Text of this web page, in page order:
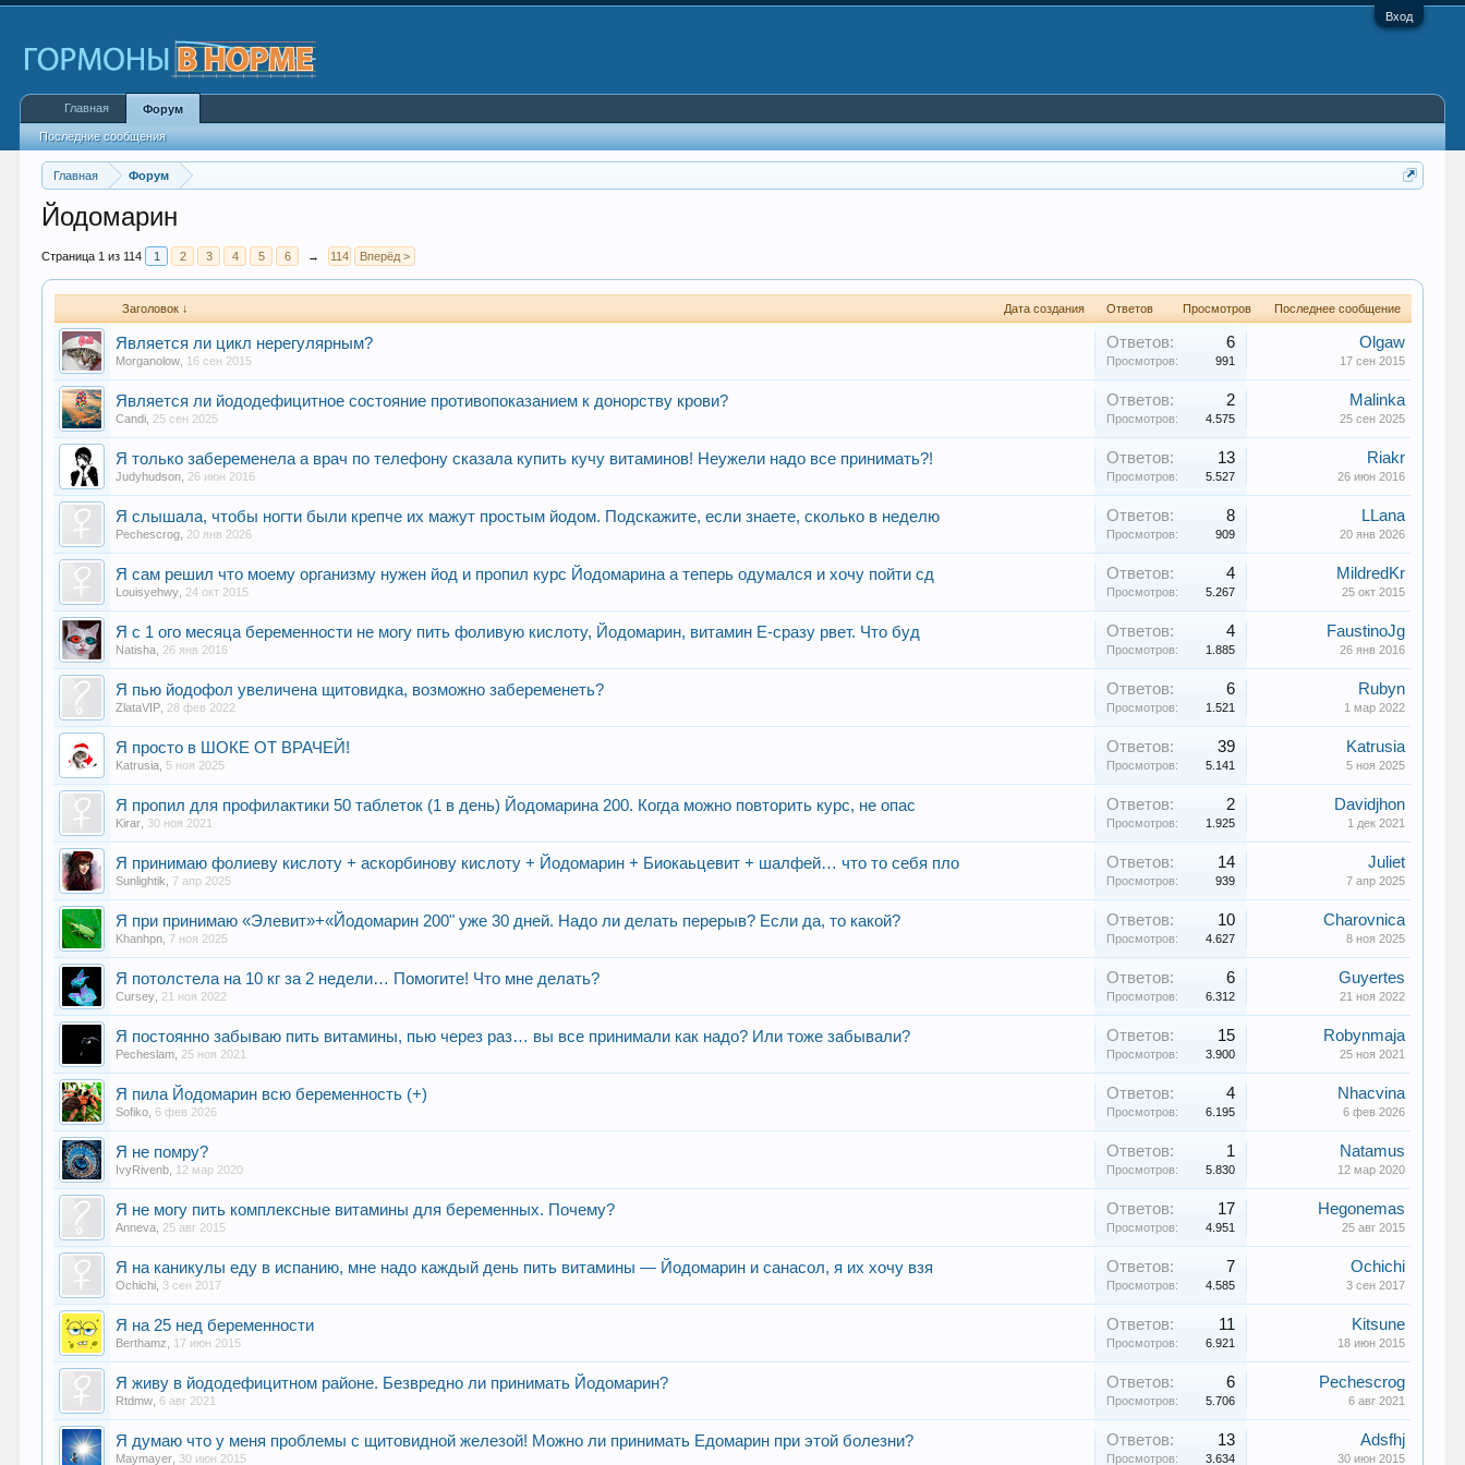
Вход
Главная Форум
Йодомарин
Страница 1 из 114 1 2 3 4 5 6 → 114 Вперёд >
Заголовок ↓ Дата создания Ответов Просмотров Последнее сообщение
Является ли цикл нерегулярным?
Morganolow 16 сен 2015
Ответов: 6
Просмотров: 991
Olgaw
17 сен 2015
Является ли йододефицитное состояние противопоказанием к донорству крови?
Candi 25 сен 2025
Ответов: 2
Просмотров: 4.575
Malinka
25 сен 2025
Я только забеременела а врач по телефону сказала купить кучу витаминов! Неужели надо все принимать?!
Judyhudson 26 июн 2016
Ответов: 13
Просмотров: 5.527
Riakr
26 июн 2016
Я слышала, чтобы ногти были крепче их мажут простым йодом. Подскажите, если знаете, сколько в неделю
Pechescrog 20 янв 2026
Ответов: 8
Просмотров: 909
LLana
20 янв 2026
Я сам решил что моему организму нужен йод и пропил курс Йодомарина а теперь одумался и хочу пойти сд
Louisyehwy 24 окт 2015
Ответов: 4
Просмотров: 5.267
MildredKr
25 окт 2015
Я с 1 ого месяца беременности не могу пить фоливую кислоту, Йодомарин, витамин Е-сразу рвет. Что буд
Natisha 26 янв 2016
Ответов: 4
Просмотров: 1.885
FaustinoJg
26 янв 2016
Я пью йодофол увеличена щитовидка, возможно забеременеть?
ZlataVIP 28 фев 2022
Ответов: 6
Просмотров: 1.521
Rubyn
1 мар 2022
Я просто в ШОКЕ ОТ ВРАЧЕЙ!
Katrusia 5 ноя 2025
Ответов: 39
Просмотров: 5.141
Katrusia
5 ноя 2025
Я пропил для профилактики 50 таблеток (1 в день) Йодомарина 200. Когда можно повторить курс, не опас
Kirar 30 ноя 2021
Ответов: 2
Просмотров: 1.925
Davidjhon
1 дек 2021
Я принимаю фолиеву кислоту + аскорбинову кислоту + Йодомарин + Биокаьцевит + шалфей… что то себя пло
Sunlightik 7 апр 2025
Ответов: 14
Просмотров: 939
Juliet
7 апр 2025
Я при принимаю «Элевит»+«Йодомарин 200" уже 30 дней. Надо ли делать перерыв? Если да, то какой?
Khanhpn 7 ноя 2025
Ответов: 10
Просмотров: 4.627
Charovnica
8 ноя 2025
Я потолстела на 10 кг за 2 недели… Помогите! Что мне делать?
Cursey 21 ноя 2022
Ответов: 6
Просмотров: 6.312
Guyertes
21 ноя 2022
Я постоянно забываю пить витамины, пью через раз… вы все принимали как надо? Или тоже забывали?
Pecheslam 25 ноя 2021
Ответов: 15
Просмотров: 3.900
Robynmaja
25 ноя 2021
Я пила Йодомарин всю беременность (+)
Sofiko 6 фев 2026
Ответов: 4
Просмотров: 6.195
Nhacvina
6 фев 2026
Я не помру?
IvyRivenb 12 мар 2020
Ответов: 1
Просмотров: 5.830
Natamus
12 мар 2020
Я не могу пить комплексные витамины для беременных. Почему?
Anneva 25 авг 2015
Ответов: 17
Просмотров: 4.951
Hegonemas
25 авг 2015
Я на каникулы еду в испанию, мне надо каждый день пить витамины — Йодомарин и санасол, я их хочу взя
Ochichi 3 сен 2017
Ответов: 7
Просмотров: 4.585
Ochichi
3 сен 2017
Я на 25 нед беременности
Berthamz 17 июн 2015
Ответов: 11
Просмотров: 6.921
Kitsune
18 июн 2015
Я живу в йододефицитном районе. Безвредно ли принимать Йодомарин?
Rtdmw 6 авг 2021
Ответов: 6
Просмотров: 5.706
Pechescrog
6 авг 2021
Я думаю что у меня проблемы с щитовидной железой! Можно ли принимать Едомарин при этой болезни?
Maymayer 30 июн 2015
Ответов: 13
Просмотров: 3.634
Adsfhj
30 июн 2015
Главная Форум
Последние сообщения